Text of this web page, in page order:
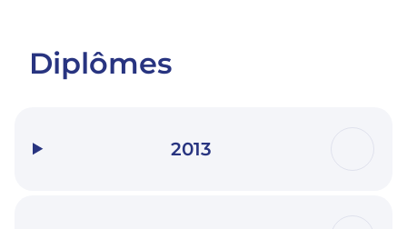
Diplômes
2013